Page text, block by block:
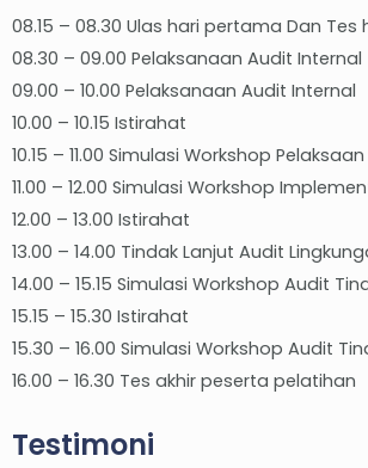
08.15 – 08.30 Ulas hari pertama Dan Tes
08.30 – 09.00 Pelaksanaan Audit Internal
09.00 – 10.00 Pelaksanaan Audit Internal
10.00 – 10.15 Istirahat
10.15 – 11.00 Simulasi Workshop
11.00 – 12.00 Simulasi Workshop
12.00 – 13.00 Istirahat
13.00 – 14.00 Tindak Lanjut Audit
14.00 – 15.15 Simulasi Workshop Audit
15.15 – 15.30 Istirahat
15.30 – 16.00 Simulasi Workshop Audit
16.00 – 16.30 Tes akhir peserta pelatihan
Testimoni